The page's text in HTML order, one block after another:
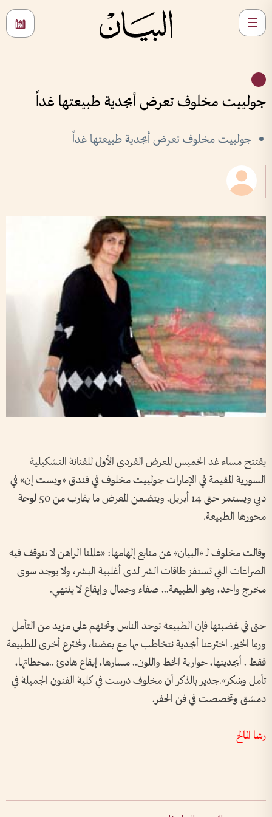
جولييت مخلوف تعرض أبجدية طبيعتها غداً
جولييت مخلوف تعرض أبجدية طبيعتها غداً
يفتتح مساء غد الخميس المعرض الفردي الأول للفنانة التشكيلية
السورية المقيمة في الإمارات جولييت مخلوف في فندق «ويست إن» في
دبي ويستمر حتى 14 أبريل. ويتضمن المعرض ما يقارب من 50 لوحة
محورها الطبيعة.
وقالت مخلوف لـ «البيان» عن منابع إلهامها: «عالمنا الراهن لا تتوقف فيه
الصراعات التي تستفز طاقات الشر لدى أغلبية البشر، ولا يوجد سوى
مخرج واحد، وهو الطبيعة... صفاء وجمال وإيقاع لا ينتهي.
حتى في غضبتها فإن الطبيعة توحد الناس وتحثهم على مزيد من التأمل
وربما الخير. اخترعنا أبجدية نتخاطب بها مع بعضنا، ونخترع أخرى للطبيعة
فقط . أبجديتها، حوارية الخط واللون.. مسارها، إيقاع هادئ ..محطاتها،
تأمل وشكر».جدير بالذكر أن مخلوف درست في كلية الفنون الجميلة في
دمشق وتخصصت في فن الحفر.
رشا المالح